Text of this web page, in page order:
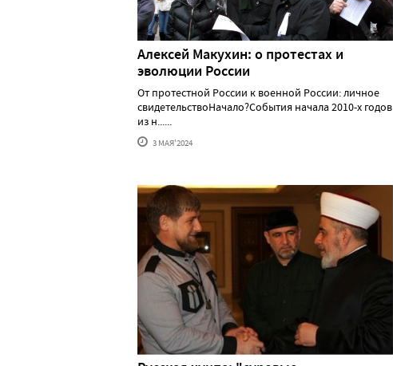
Алексей Макуxин: о протестаx и
эволюции России
От протестной России к военной России: личное
свидетельствоНачало?События начала 2010-х годов
из н......
3 МАЯ'2024